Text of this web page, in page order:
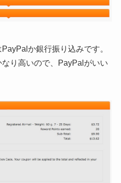
か銀行振り込みです。
り高いので、PayPalがいい